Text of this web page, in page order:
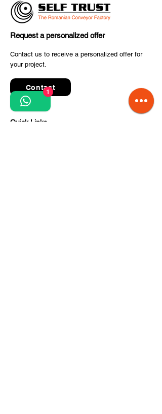
Request a personalized offer
Contact us to receive a personalized offer for
your project.
Contact
Quick Links
1